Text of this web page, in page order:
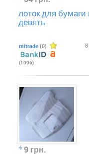
лоток для
девять
mitrade (0)
(1096)
9 грн.